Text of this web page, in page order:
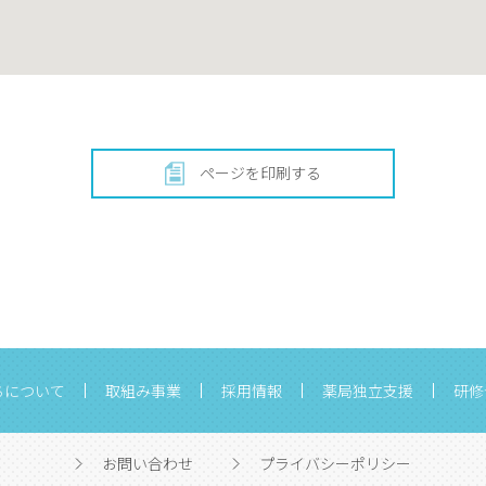
ページを印刷する
ついて 取組み事業 採用情報 薬局独立支援 研
お問い合わせ プライバシーポリシー